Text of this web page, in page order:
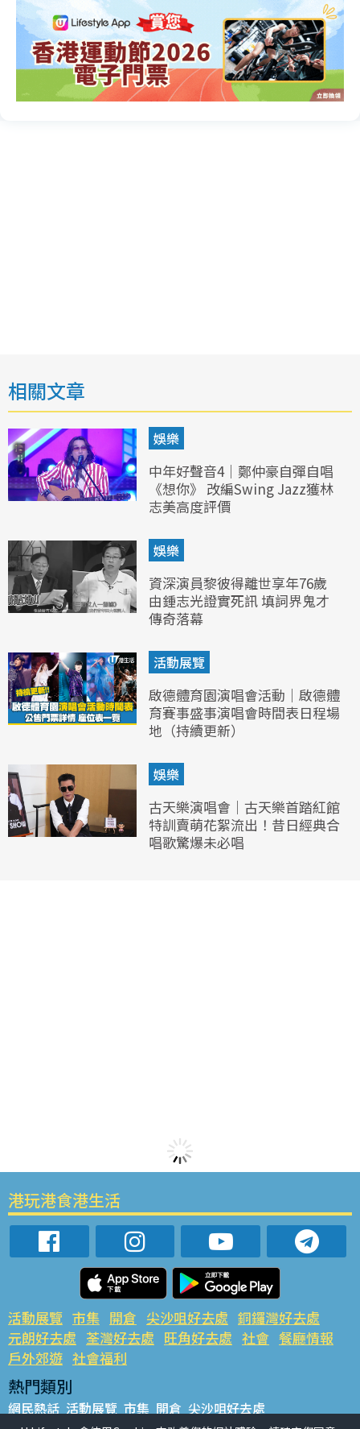
相關文章
娛樂
中年好聲音4｜鄭仲豪自彈自唱
《想你》 改編Swing Jazz獲林
志美高度評價
娛樂
資深演員黎彼得離世享年76歲
由鍾志光證實死訊 填詞界鬼才
傳奇落幕
活動展覽
啟德體育園演唱會活動｜啟德體
育賽事盛事演唱會時間表日程場
地（持續更新）
娛樂
古天樂演唱會｜古天樂首踏紅館
特訓賣萌花絮流出！昔日經典合
唱歌驚爆未必唱
港玩港食港生活
活動展覽 市集 開倉 尖沙咀好去處 銅鑼灣好去處
元朗好去處 荃灣好去處 旺角好去處 社會 餐廳情報
戶外郊遊 社會福利
熱門類別
網民熱話 活動展覽 市集 開倉 尖沙咀好去處